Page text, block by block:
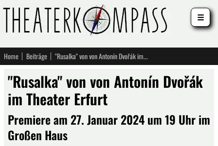
Home Beiträge "Rusalka" von von Antonín Dvořák im Theater Erfurt
"Rusalka" von von Antonín Dvořák
im Theater Erfurt
Premiere am 27. Januar 2024 um 19 Uhr im
Großen Haus
☰